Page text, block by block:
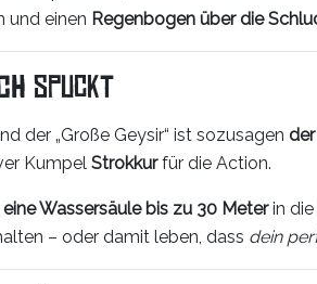
und einen Regenbogen über die
spuckt
der „Große Geysir“ ist sozusagen
Kumpel Strokkurfür die Action.
eine Wassersäule bis zu 30 Meterin
– oder damit leben, dass dein